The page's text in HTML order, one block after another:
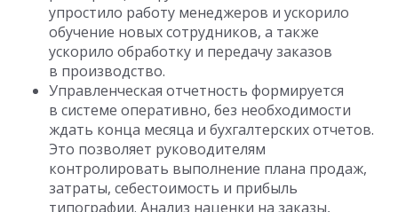
упростило работу менеджеров и ускорило
обучение новых сотрудников, а также
ускорило обработку и передачу заказов
в производство.
Управленческая отчетность формируется
в системе оперативно, без необходимости
ждать конца месяца и бухгалтерских отчетов.
Это позволяет руководителям
контролировать выполнение плана продаж,
затраты, себестоимость и прибыль
типографии. Анализ наценки на заказы,